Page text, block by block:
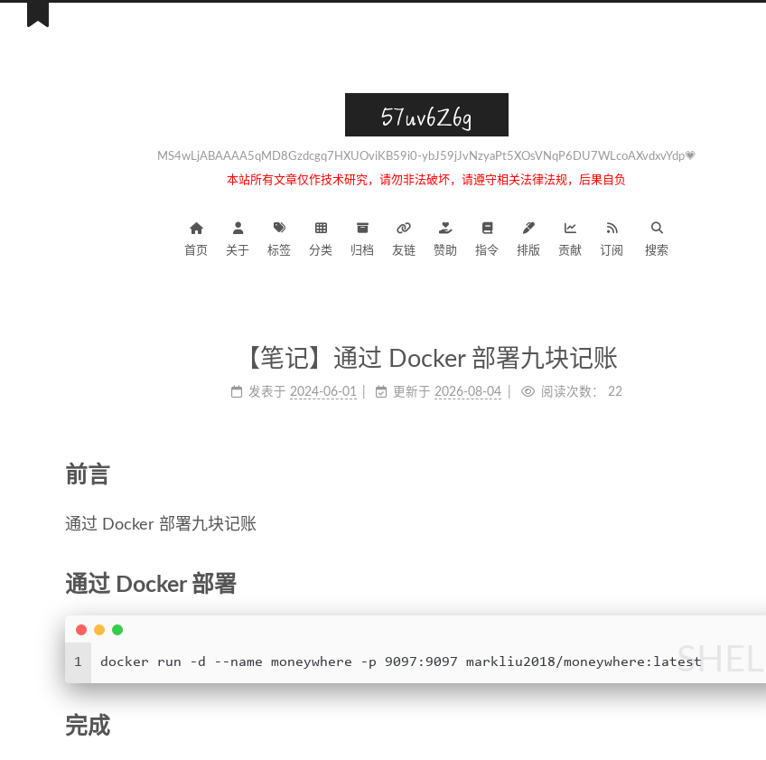
57uv6Z6g
MS4wLjABAAAA5qMD8Gzdcgq7HXUOviKB59i0-ybJ59jJvNzyaPt5XOsVNqP6DU7WLcoAXvdxvYdp💗
本站所有文章仅作技术研究，请勿非法破坏，请遵守相关法律法规，后果自负
首页 关于 标签 分类 归档 友链 赞助 指令 排版 贡献 订阅 搜索
【笔记】通过 Docker 部署九块记账
发表于 2024-06-01 更新于 2026-08-04 阅读次数： 22
前言
通过 Docker 部署九块记账
通过 Docker 部署
SHELL
1 docker run -d --name moneywhere -p 9097:9097 markliu2018/moneywhere:latest
完成